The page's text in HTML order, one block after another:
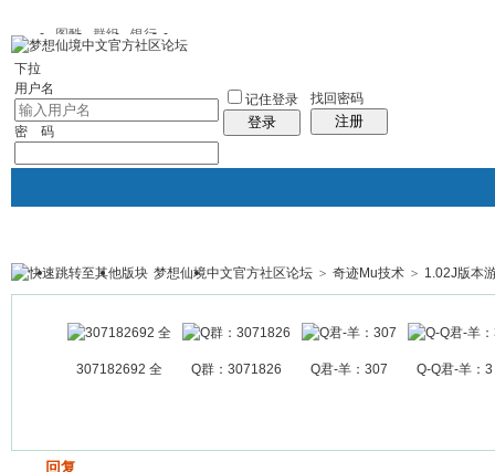
图酷 群组 银行
下拉
用户名
密 码
记住登录
登录
找回密码
注册
银行 群组聚合 我的空间
帖子
梦想仙境中文官方社区论坛 > 奇迹Mu技术 > 1.02J版本
307182692 全 Q群：3071826 Q君-羊：307 Q-Q君-羊：3
回复